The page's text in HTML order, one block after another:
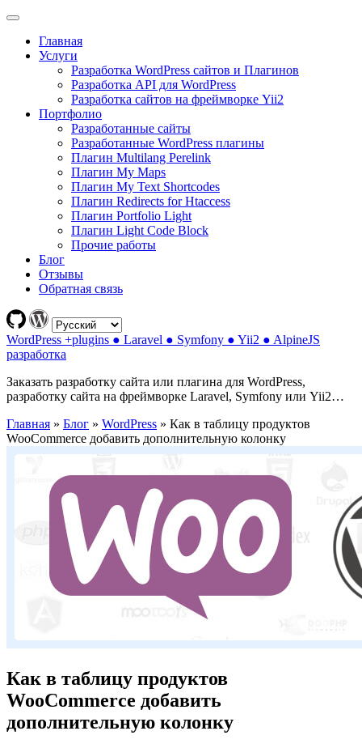
Главная
Услуги
Разработка WordPress сайтов и Плагинов
Разработка API для WordPress
Разработка сайтов на фреймворке Yii2
Портфолио
Разработанные сайты
Разработанные WordPress плагины
Плагин Multilang Perelink
Плагин My Maps
Плагин My Text Shortcodes
Плагин Redirects for Htaccess
Плагин Portfolio Light
Плагин Light Code Block
Прочие работы
Блог
Отзывы
Обратная связь
WordPress +plugins ● Laravel ● Symfony ● Yii2 ● AlpineJS
разработка
Заказать разработку сайта или плагина для WordPress,
разработку сайта на фреймворке Laravel, Symfony или Yii2…
Главная » Блог » WordPress » Как в таблицу продуктов
WooCommerce добавить дополнительную колонку
Как в таблицу продуктов
WooCommerce добавить
дополнительную колонку